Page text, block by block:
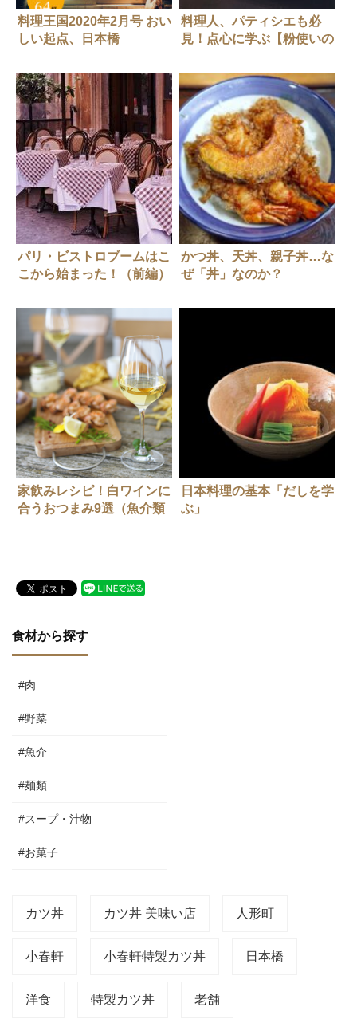
料理王国2020年2月号 おい
しい起点、日本橋
料理人、パティシエも必
見！点心に学ぶ【粉使いの
パリ・ビストロブームはこ
こから始まった！（前編）
かつ丼、天丼、親子丼…な
ぜ「丼」なのか？
家飲みレシピ！白ワインに
合うおつまみ9選（魚介類
日本料理の基本「だしを学
ぶ」
食材から探す
#肉
#野菜
#魚介
#麺類
#スープ・汁物
#お菓子
カツ丼 カツ丼 美味い店 人形町
小春軒 小春軒特製カツ丼 日本橋
洋食 特製カツ丼 老舗